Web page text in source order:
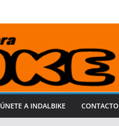
ÚNETE A INDALBIKE CONTACTO